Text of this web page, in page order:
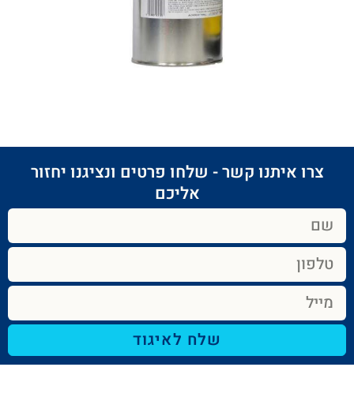
צרו איתנו קשר - שלחו פרטים ונציגנו יחזור
אליכם​
שלח לאיגוד